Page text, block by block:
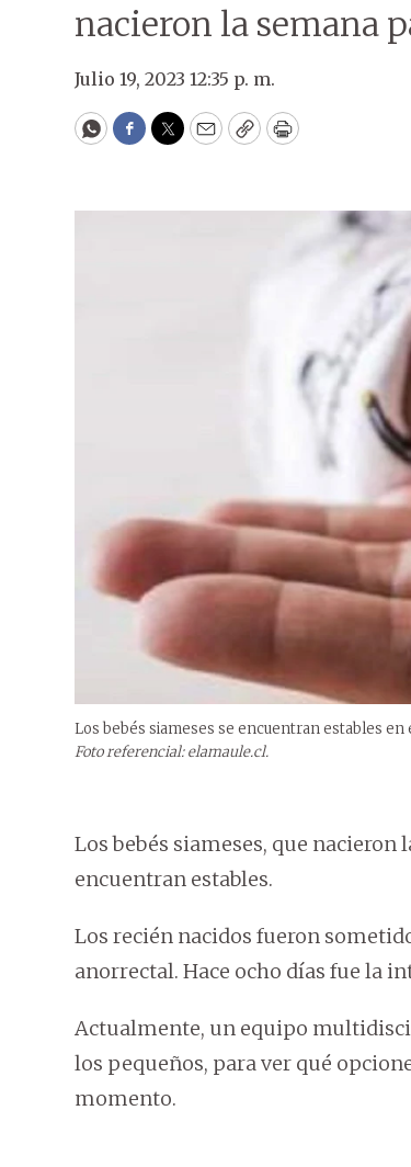
nacieron la semana
Julio 19, 2023 12:35 p. m.
WhatsApp
Facebook
Twitter
EmailCopyPrint
Los bebés siameses se encuentran estables en
Foto referencial: elamaule.cl.
Los bebés siameses, que nacieron
encuentran estables.
Los recién nacidos fueron
anorrectal. Hace ocho días fue la
Actualmente, un equipo
los pequeños, para ver qué
momento.